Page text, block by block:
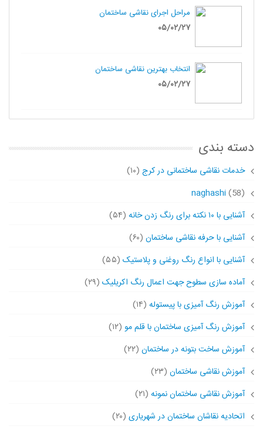
مراحل اجرای نقاشی ساختمان
۰۵/۰۲/۲۷
انتخاب بهترین نقاشی ساختمان
۰۵/۰۲/۲۷
دسته بندی
خدمات نقاشی ساختمانی در کرج (۱۰)
naghashi(58)
آشنایی با ۱۰ نکته برای رنگ زدن خانه
(۵۴)
آشنایی با حرفه نقاشی ساختمان (۶۰)
آشنایی با انواع رنگ روغنی و پلاستیک (۵۵)
آماده سازی سطوح جهت اعمال رنگ اکریلیک (۲۹)
آموزش رنگ آمیزی با پیستوله (۱۴)
آموزش رنگ آمیزی ساختمان با قلم مو (۱۲)
آموزش ساخت بتونه در ساختمان (۲۲)
آموزش نقاشی ساختمان (۲۳)
آموزش نقاشی ساختمان نمونه (۲۱)
اتحادیه نقاشان ساختمان در شهریاری (۲۰)